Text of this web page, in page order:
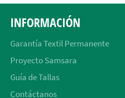
INFORMACIÓN
Garantía Textil Permanente
Proyecto Samsara
Guía de Tallas
Contáctanos